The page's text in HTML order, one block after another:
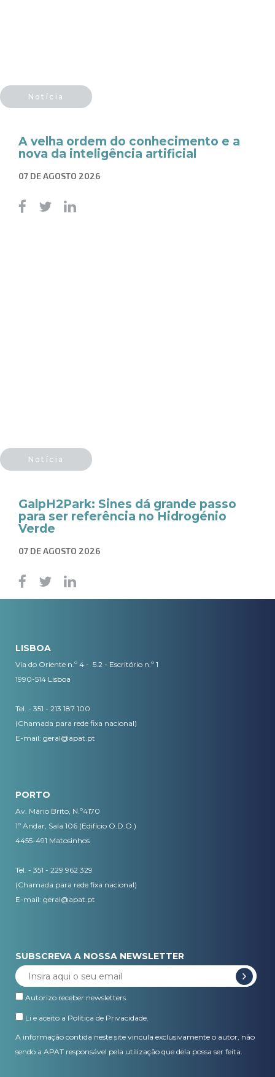
Notícia
A velha ordem do conhecimento e a
nova da inteligência artificial
07 DE AGOSTO 2026
Notícia
GalpH2Park: Sines dá grande passo
para ser referência no Hidrogénio
Verde
07 DE AGOSTO 2026
LISBOA
Via do Oriente n.º 4 - 5.2 - Escritório n.º 1
1990-514 Lisboa
Tel. - 351 - 213 187 100
(Chamada para rede fixa nacional)
E-mail: geral@apat.pt
PORTO
Av. Mário Brito, N.º4170
1º Andar, Sala 106 (Edifício O.D.O.)
4455-491 Matosinhos
Tel. - 351 - 229 962 329
(Chamada para rede fixa nacional)
E-mail: geral@apat.pt
SUBSCREVA A NOSSA NEWSLETTER
Autorizo receber newsletters.
Li e aceito a Política de Privacidade.
A informação contida neste site vincula exclusivamente o autor, não
sendo a APAT responsável pela utilização que dela possa ser feita.